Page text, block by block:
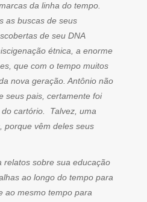
da linha do tempo.
as buscas de seus
de seu DNA
étnica, a enorme
que com o tempo muitos
nova geração. Antônio não
seus pais, certamente foi
cartório. Talvez, uma
porque vêm deles seus
relatos sobre sua educação
ao longo do tempo para
ao mesmo tempo para